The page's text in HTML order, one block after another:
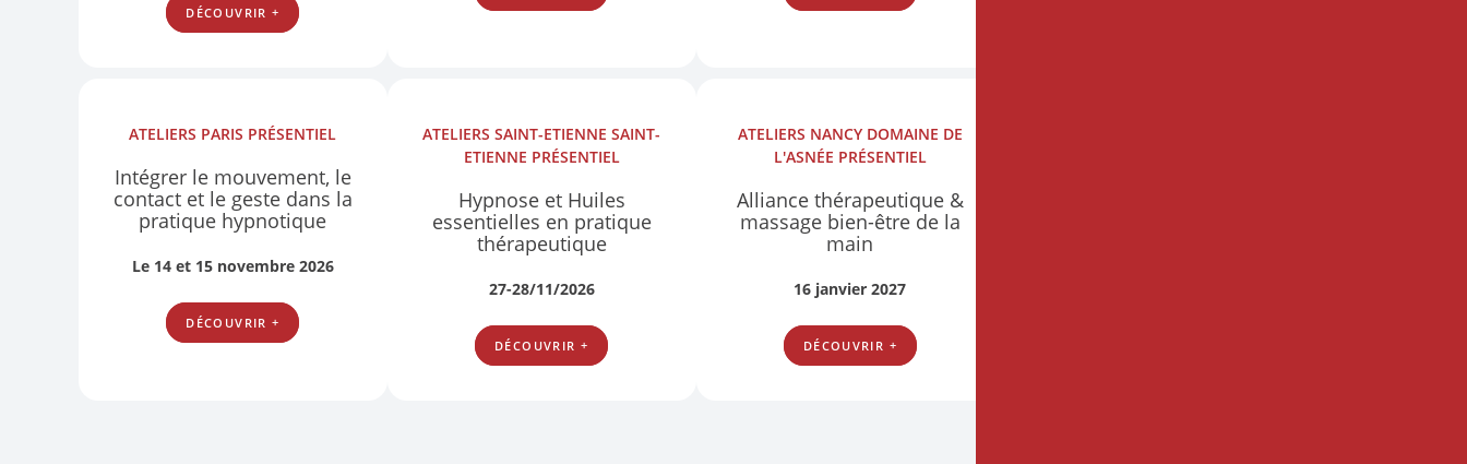
DÉCOUVRIR +
ATELIERS PARIS PRÉSENTIEL
Intégrer le mouvement, le
contact et le geste dans la
pratique hypnotique
Le 14 et 15 novembre 2026
DÉCOUVRIR +
ATELIERSSAINT-ETIENNE SAINT-
ETIENNE PRÉSENTIEL
Hypnose et Huiles
essentielles en pratique
thérapeutique
27-28/11/2026
DÉCOUVRIR +
ATELIERS NANCY DOMAINE DE
L'ASNÉE PRÉSENTIEL
Alliance thérapeutique &
massage bien-être de la
main
16 janvier 2027
DÉCOUVRIR +